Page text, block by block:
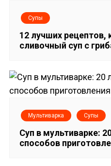
ц
и
Супы
12 лучших рецептов,
сливочный суп с
Мультиварка Супы
Суп в мультиварке:
способов